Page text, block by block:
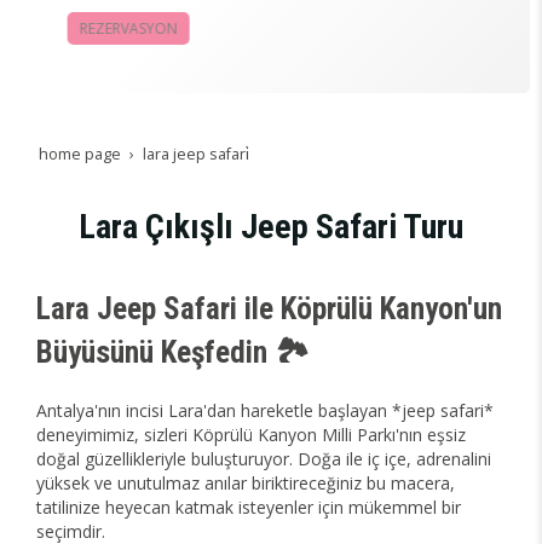
REZERVASYON
home page lara jeep safari̇
Lara Çıkışlı Jeep Safari Turu
Lara Jeep Safari ile Köprülü Kanyon'un
Büyüsünü Keşfedin 🏞️
Antalya'nın incisi Lara'dan hareketle başlayan *jeep safari*
deneyimimiz, sizleri Köprülü Kanyon Milli Parkı'nın eşsiz
doğal güzellikleriyle buluşturuyor. Doğa ile iç içe, adrenalini
yüksek ve unutulmaz anılar biriktireceğiniz bu macera,
tatilinize heyecan katmak isteyenler için mükemmel bir
seçimdir.